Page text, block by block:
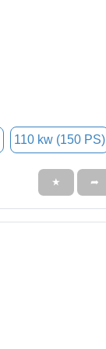
110 kw (150 PS)
★ ➦